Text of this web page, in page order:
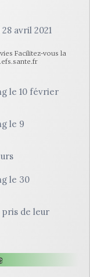
avril 2021
Facilitez-vous la
le 10 février
le 9
le 30
pris de leur